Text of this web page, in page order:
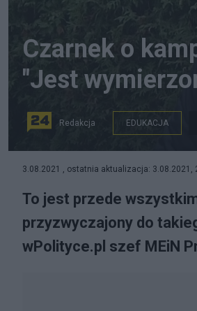
Czarnek o
"Jest
Redakcja EDUKACJA
3.08.2021 , ostatnia aktualizacja: 3.08.2021,
To jest przede
przyzwyczajony do
wPolityce.pl szef MEiN